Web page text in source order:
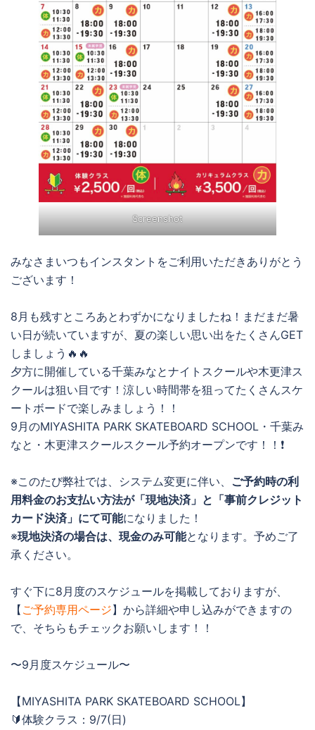
Screenshot
みなさまいつもインスタントをご利用いただきありがとう
ございます！
8月も残すところあとわずかになりましたね！まだまだ暑
い日が続いていますが、夏の楽しい思い出をたくさんGET
しましょう🔥🔥
夕方に開催している千葉みなとナイトスクールや木更津ス
クールは狙い目です！涼しい時間帯を狙ってたくさんスケ
ートボードで楽しみましょう！！
9月のMIYASHITA PARK SKATEBOARD SCHOOL・千葉み
なと・木更津スクールスクール予約オープンです！！❗️
※このたび弊社では、システム変更に伴い、 ご予約時の利
用料金のお支払い方法が「現地決済」と「事前クレジット
カード決済」にて可能になりました！
※現地決済の場合は、現金のみ可能となります。予めご了
承ください。
すぐ下に8月度のスケジュールを掲載しておりますが、
【 ご予約専用ページ】から詳細や申し込みができますの
で、そちらもチェックお願いします！！
〜9月度スケジュール〜
【MIYASHITA PARK SKATEBOARD SCHOOL】
🔰体験クラス：9/7(日)